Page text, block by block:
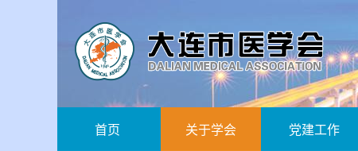
首页 关于学会 党建工作